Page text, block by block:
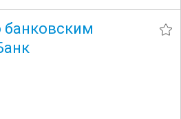
банковским